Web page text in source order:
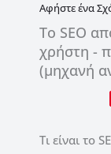
Αφήστε ένα
Το SEO
χρήστη -
(μηχανή
Τι είναι το